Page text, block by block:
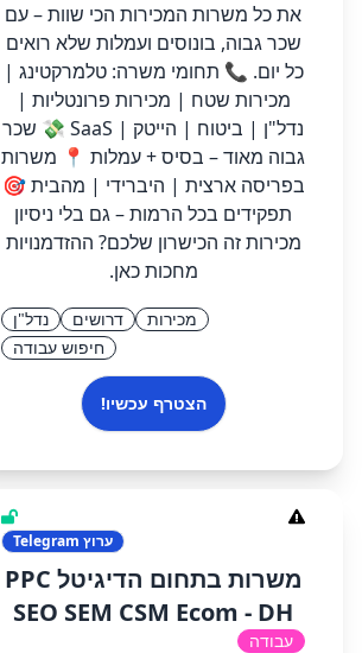
את כל משרות המכירות הכי שוות – עם
שכר גבוה, בונוסים ועמלות שלא רואים
כל יום. 📞 תחומי משרה: טלמרקטינג |
מכירות שטח | מכירות פרונטליות |
נדל"ן | ביטוח | הייטק | SaaS 💸 שכר
גבוה מאוד – בסיס + עמלות 📍 משרות
בפריסה ארצית | היברידי | מהבית 🎯
תפקידים בכל הרמות – גם בלי ניסיון
מכירות זה הכישרון שלכם? ההזדמנויות
מחכות כאן.
מכירות דרושים
נדל"ן
חיפוש עבודה
הצטרף עכשיו!
ערוץ
משרות בתחום הדיגיטל PPC
SEO SEM CSM Ecom - DH
עבודה